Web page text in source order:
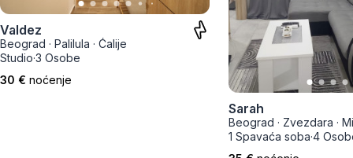
Smederevo
Čačak
Pančevo
Vranje
Paraćin
Valdez
Beograd · Palilula · Ćalije
Studio·3 Osobe
30 € noćenje
Sarah
Beograd · Zvezdara ·
1 Spavaća soba·4